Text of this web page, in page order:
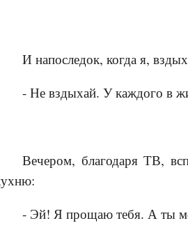
И напоследок, когда я,
- Не вздыхай. У каждого в
Вечером, благодаря ТВ,
- Эй! Я прощаю тебя. А ты